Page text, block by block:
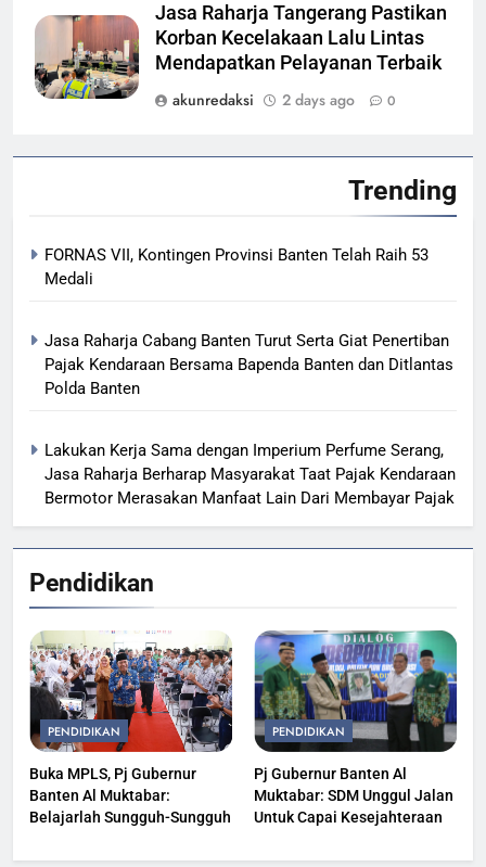
Jasa Raharja Tangerang Pastikan
Korban Kecelakaan Lalu Lintas
Mendapatkan Pelayanan Terbaik
akunredaksi
2 days ago 0
Trending
FORNAS VII, Kontingen Provinsi Banten Telah Raih 53
Medali
Jasa Raharja Cabang Banten Turut Serta Giat Penertiban
Pajak Kendaraan Bersama Bapenda Banten dan Ditlantas
Polda Banten
Lakukan Kerja Sama dengan Imperium Perfume Serang,
Jasa Raharja Berharap Masyarakat Taat Pajak Kendaraan
Bermotor Merasakan Manfaat Lain Dari Membayar Pajak
Pendidikan
PENDIDIKAN
Buka MPLS, Pj Gubernur
Banten Al Muktabar:
Belajarlah Sungguh-Sungguh
PENDIDIKAN
Pj Gubernur Banten Al
Muktabar: SDM Unggul Jalan
Untuk Capai Kesejahteraan